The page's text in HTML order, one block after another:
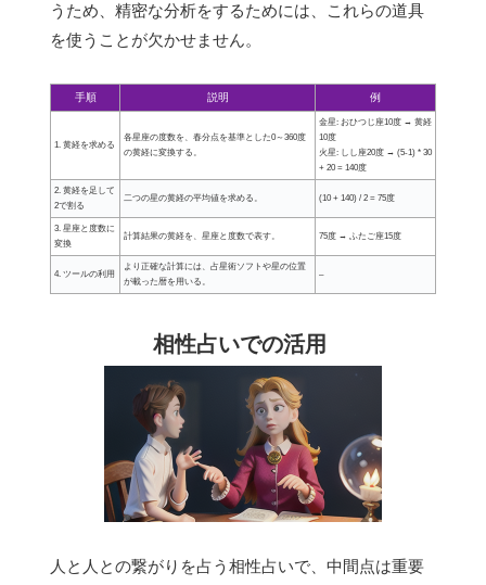
うため、精密な分析をするためには、これらの道具
を使うことが欠かせません。
手順 説明 例
1. 黄経を求める
各星座の度数を、春分点を基準とした0～360度
の黄経に変換する。
金星: おひつじ座10度 → 黄経
10度
火星: しし座20度 → (5-1) * 30
+ 20 = 140度
2. 黄経を足して
2で割る
二つの星の黄経の平均値を求める。 (10 + 140) / 2 = 75度
3. 星座と度数に
変換
計算結果の黄経を、星座と度数で表す。 75度 → ふたご座15度
4. ツールの利用
より正確な計算には、占星術ソフトや星の位置
が載った暦を用いる。
–
相性占いでの活用
人と人との繋がりを占う相性占いで、中間点は重要